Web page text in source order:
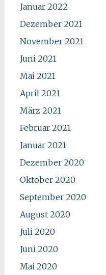
Januar 2022
Dezember 2021
November 2021
Juni 2021
Mai 2021
April 2021
März 2021
Februar 2021
Januar 2021
Dezember 2020
Oktober 2020
September 2020
August 2020
Juli 2020
Juni 2020
Mai 2020